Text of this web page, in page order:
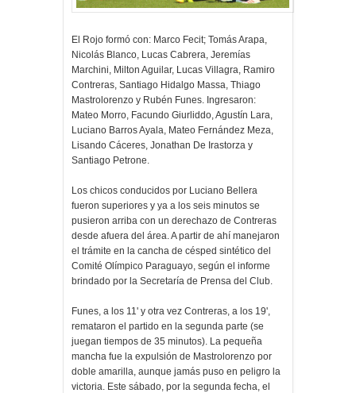
El Rojo formó con: Marco Fecit; Tomás Arapa,
Nicolás Blanco, Lucas Cabrera, Jeremías
Marchini, Milton Aguilar, Lucas Villagra, Ramiro
Contreras, Santiago Hidalgo Massa, Thiago
Mastrolorenzo y Rubén Funes. Ingresaron:
Mateo Morro, Facundo Giurliddo, Agustín Lara,
Luciano Barros Ayala, Mateo Fernández Meza,
Lisando Cáceres, Jonathan De Irastorza y
Santiago Petrone.
Los chicos conducidos por Luciano Bellera
fueron superiores y ya a los seis minutos se
pusieron arriba con un derechazo de Contreras
desde afuera del área. A partir de ahí manejaron
el trámite en la cancha de césped sintético del
Comité Olímpico Paraguayo, según el informe
brindado por la Secretaría de Prensa del Club.
Funes, a los 11' y otra vez Contreras, a los 19',
remataron el partido en la segunda parte (se
juegan tiempos de 35 minutos). La pequeña
mancha fue la expulsión de Mastrolorenzo por
doble amarilla, aunque jamás puso en peligro la
victoria. Este sábado, por la segunda fecha, el